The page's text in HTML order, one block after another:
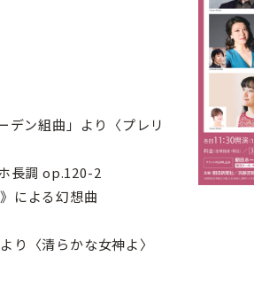
デン組曲」より〈プレリ
長調 op.120-2
による幻想曲
り〈清らかな女神よ〉